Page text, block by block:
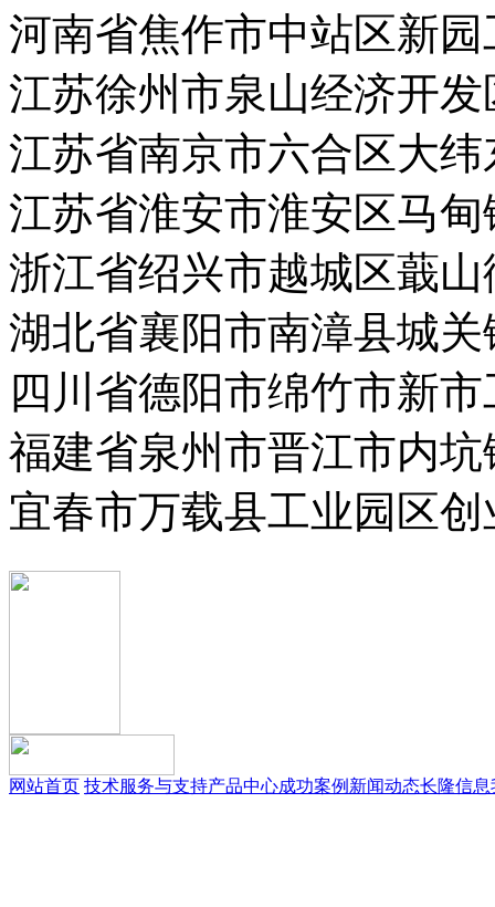
河南省焦作市中站区新
江苏徐州市泉山经济开
江苏省南京市六合区大纬
江苏省淮安市淮安区马
浙江省绍兴市越城区蕺
湖北省襄阳市南漳县城
四川省德阳市绵竹市新
福建省泉州市晋江市内
宜春市万载县工业园区创
网站首页 技术服务与支持产品中心成功案例 新闻动态长隆信息